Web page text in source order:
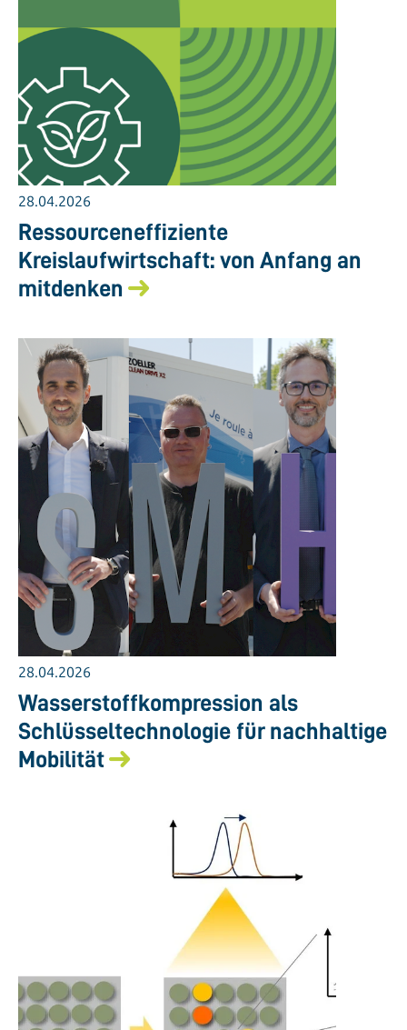
28.04.2026
Ressourceneffiziente
Kreislaufwirtschaft: von Anfang an
mitdenken
28.04.2026
Wasserstoffkompression als
Schlüsseltechnologie für nachhaltige
Mobilität